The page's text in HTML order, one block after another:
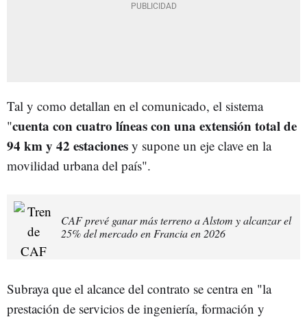
Tal y como detallan en el comunicado, el sistema
"cuenta con cuatro líneas con una extensión total de
94 km y 42 estaciones y supone un eje clave en la
movilidad urbana del país".
CAF prevé ganar más terreno a Alstom y alcanzar el
25% del mercado en Francia en 2026
Subraya que el alcance del contrato se centra en "la
prestación de servicios de ingeniería, formación y